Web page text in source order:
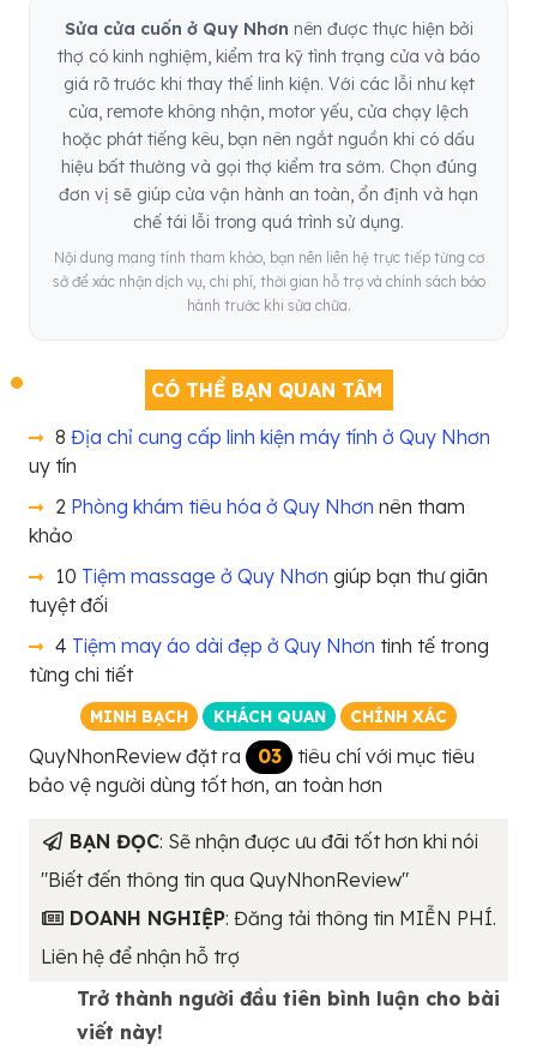
Sửa cửa cuốn ở Quy Nhơn nên được thực hiện bởi
thợ có kinh nghiệm, kiểm tra kỹ tình trạng cửa và báo
giá rõ trước khi thay thế linh kiện. Với các lỗi như kẹt
cửa, remote không nhận, motor yếu, cửa chạy lệch
hoặc phát tiếng kêu, bạn nên ngắt nguồn khi có dấu
hiệu bất thường và gọi thợ kiểm tra sớm. Chọn đúng
đơn vị sẽ giúp cửa vận hành an toàn, ổn định và hạn
chế tái lỗi trong quá trình sử dụng.
Nội dung mang tính tham khảo, bạn nên liên hệ trực tiếp từng cơ
sở để xác nhận dịch vụ, chi phí, thời gian hỗ trợ và chính sách bảo
hành trước khi sửa chữa.
CÓ THỂ BẠN QUAN TÂM
8 Địa chỉ cung cấp linh kiện máy tính ở Quy Nhơn
uy tín
2 Phòng khám tiêu hóa ở Quy Nhơn nên tham
khảo
10 Tiệm massage ở Quy Nhơn giúp bạn thư giãn
tuyệt đối
4 Tiệm may áo dài đẹp ở Quy Nhơn tinh tế trong
từng chi tiết
MINH BẠCH KHÁCH QUAN CHÍNH XÁC
QuyNhonReview đặt ra 03
tiêu chí với mục tiêu
bảo vệ người dùng tốt hơn, an toàn hơn
BẠN ĐỌC: Sẽ nhận được ưu đãi tốt hơn khi nói
"Biết đến thông tin qua QuyNhonReview"
DOANH NGHIỆP: Đăng tải thông tin MIỄN PHÍ.
Liên hệ để nhận hỗ trợ
Trở thành người đầu tiên bình luận cho bài
viết này!